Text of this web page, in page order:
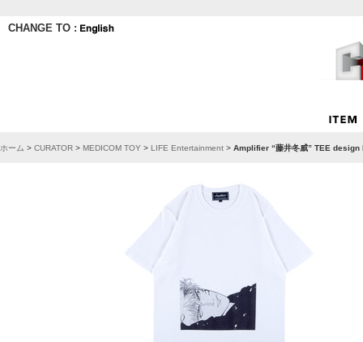
CHANGE TO :
ホーム > CURATOR > MEDICOM TOY > LIFE Entertainment > Amplifier “藤井冬威” TEE design